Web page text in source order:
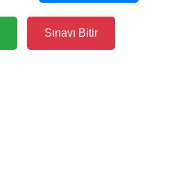
Sınavı Bitir